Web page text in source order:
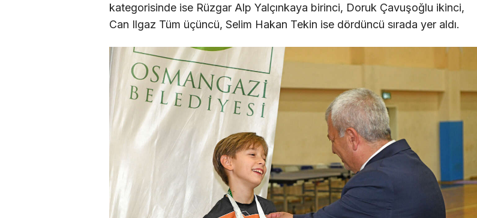
kategorisinde ise Rüzgar Alp Yalçınkaya birinci, Doruk Çavuşoğlu ikinci,
Can Ilgaz Tüm üçüncü, Selim Hakan Tekin ise dördüncü sırada yer aldı.